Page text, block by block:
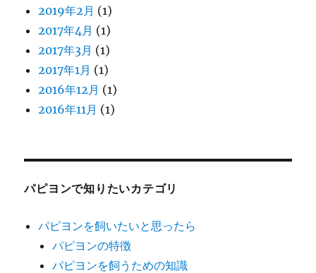
2019年2月 (1)
2017年4月 (1)
2017年3月 (1)
2017年1月 (1)
2016年12月 (1)
2016年11月 (1)
パピヨンで知りたいカテゴリ
パピヨンを飼いたいと思ったら
パピヨンの特徴
パピヨンを飼うための知識